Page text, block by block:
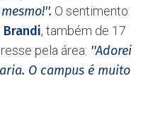
O sentimento
Brandi, também de 17
pela área: ''Adorei
O campus é muito